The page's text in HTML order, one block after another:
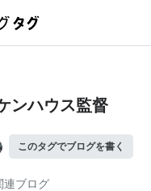
ンハウス監督
このタグでブログを書く
連ブログ